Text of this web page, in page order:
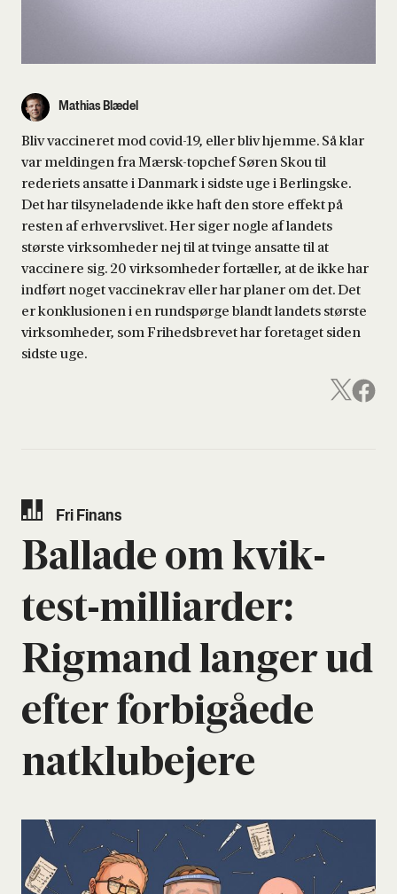
Mathias Blædel
Bliv vaccineret mod covid-19, eller bliv hjemme. Så klar
var meldingen fra Mærsk-topchef Søren Skou til
rederiets ansatte i Danmark i sidste uge i Berlingske.
Det har tilsyneladende ikke haft den store effekt på
resten af erhvervslivet. Her siger nogle af landets
største virksomheder nej til at tvinge ansatte til at
vaccinere sig. 20 virksomheder fortæller, at de ikke har
indført noget vaccinekrav eller har planer om det. Det
er konklusionen i en rundspørge blandt landets største
virksomheder, som Frihedsbrevet har foretaget siden
sidste uge.
Fri Finans
Bal­la­de om kvik­
test-mil­li­ar­der:
Rig­mand lan­ger ud
efter for­bi­gå­e­de
nat­klu­be­je­re